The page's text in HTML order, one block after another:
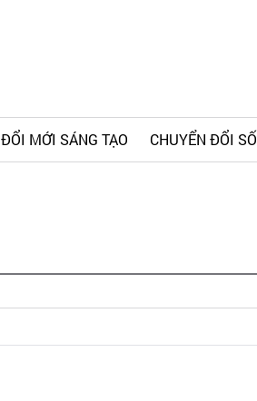
ĐỔI MỚI SÁNG TẠO CHUYỂN ĐỔI SỐ